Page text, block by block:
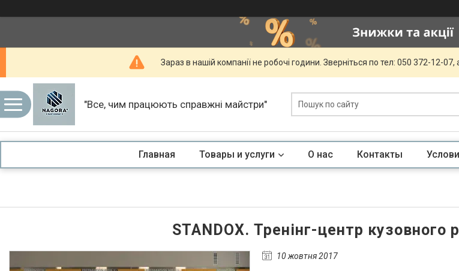
Зараз в нашій компанії не робочі години. Зверніться по тел: 050 372-12-
"Все, чим працюють справжні майстри"
Главная Товары и услуги О нас Контакты
STANDOX. Тренінг-центр
10 жовтня 2017